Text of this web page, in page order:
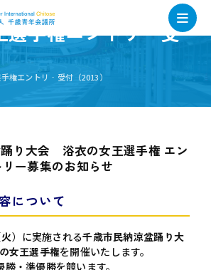
選手権エントリ‐受
権エントリ‐受付（2013）
り大会 浴衣の女王選手権 エン
リー募集のお知らせ
について
） に実施される千歳市民納涼盆踊り大
女王選手権を開催いたします。
・準優勝を競います。